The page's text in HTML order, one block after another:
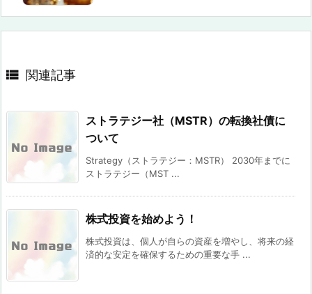
 関連記事
ストラテジー社（MSTR）の転換社債に
ついて
Strategy（ストラテジー：MSTR） 2030年までに
ストラテジー（MST ...
株式投資を始めよう！
株式投資は、個人が自らの資産を増やし、将来の経
済的な安定を確保するための重要な手 ...